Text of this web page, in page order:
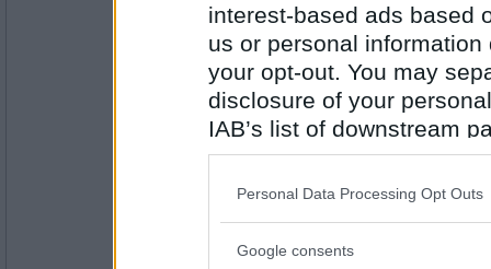
interest-based ads based
us or personal
your opt-out. You may
disclosure of your
IAB’s list of downstream
also be disclosed by us
Downstream Participants
Please note that this
Personal Data Processing Opt Outs
Google consents
Antal inlägg:
1297
Benny57
Antal inlägg: